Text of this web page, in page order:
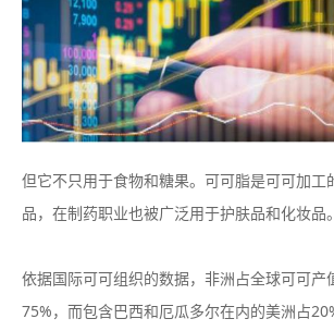
但它不只用于食物和糖果。可可脂是可可加工
品，在制药职业也被广泛用于护肤品和化妆品。
依据国际可可组织的数据，非洲占全球可可产
75%，而包含巴西和厄瓜多尔在内的美洲占